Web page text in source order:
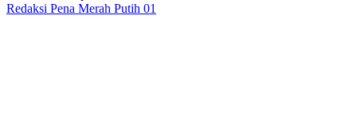
Redaksi Pena Merah Putih 01